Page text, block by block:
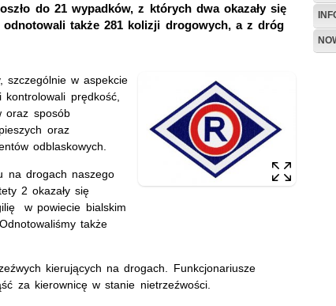
do 21 wypadków, z których dwa okazały się
także 281 kolizji drogowych, a z dróg
szczególnie w aspekcie
prędkość,
oraz sposób
oraz
odblaskowych.
na drogach naszego
2 okazały się
w powiecie bialskim
także
kierujących na drogach. Funkcjonariusze
za kierownicę w stanie nietrzeźwości.